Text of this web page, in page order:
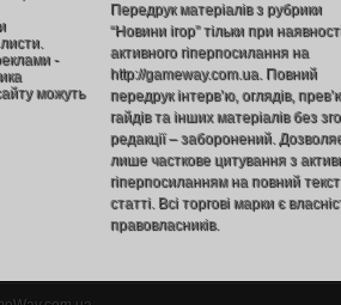
-
можуть
Передрук матеріалів з рубрики
“Новини ігор” тільки при
активного гіперпосилання на
http://gameway.com.ua. Повний
передрук інтерв’ю, оглядів,
гайдів та інших матеріалів без
редакції – заборонений.
лише часткове цитування з
гіперпосиланням на повний текст
статті. Всі торгові марки є
правовласників.